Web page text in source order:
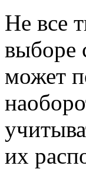
Не все
выборе
может
их